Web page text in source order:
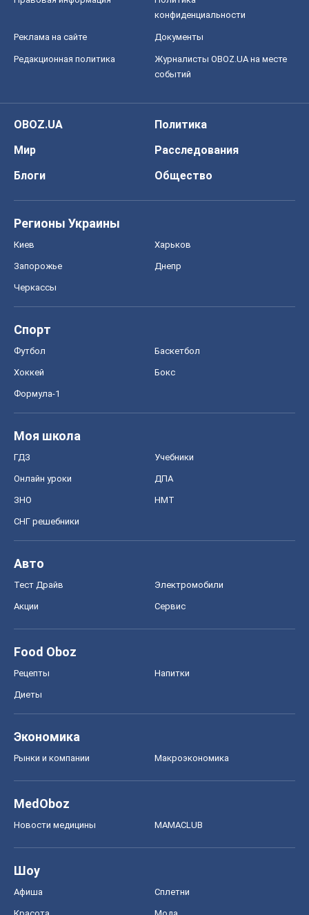
конфиденциальности
Реклама на сайте Документы
Редакционная политика
Журналисты OBOZ.UA на месте
событий
OBOZ.UA
Политика
Мир
Расследования
Блоги
Общество
Регионы Украины
Киев Харьков
Запорожье Днепр
Черкассы
Спорт
Футбол Баскетбол
Хоккей Бокс
Формула-1
Моя школа
ГДЗ Учебники
Онлайн уроки ДПА
ЗНО НМТ
СНГ решебники
Авто
Тест Драйв Электромобили
Акции Сервис
Food Oboz
Рецепты Напитки
Диеты
Экономика
Рынки и компании Mакроэкономика
MedOboz
Новости медицины MAMACLUB
Шоу
Афиша Сплетни